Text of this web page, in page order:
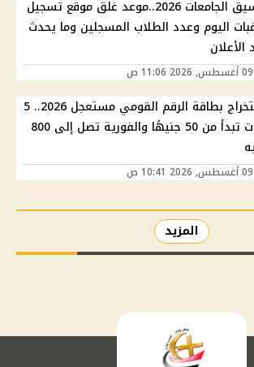
تنسيق الجامعات 2026..موعد غلق موقع تسجيل
اليوم وعدد الطلاب المسجلين وما يحدث
الأعلان
استخراج بطاقة الرقم القومي مستعجل 2026.. 5
فئات تبدأ من 50 جنيهًا والفورية تصل إلى 800
المزيد